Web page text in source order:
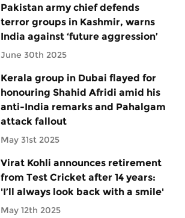
Pakistan army chief defends
terror groups in Kashmir, warns
India against ‘future aggression’
June 30th 2025
Kerala group in Dubai flayed for
honouring Shahid Afridi amid his
anti-India remarks and Pahalgam
attack fallout
May 31st 2025
Virat Kohli announces retirement
from Test Cricket after 14 years:
'I’ll always look back with a smile'
May 12th 2025